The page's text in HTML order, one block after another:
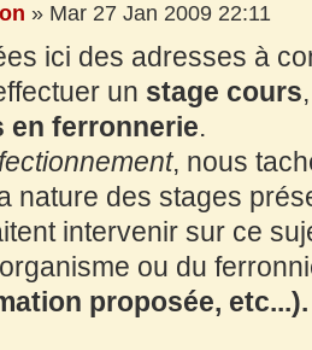
» Mar 27 Jan 2009 22:11
ici des adresses à
un stage cours
en ferronnerie.
, nous
nature des stages
intervenir sur ce
ou du
proposée, etc...).